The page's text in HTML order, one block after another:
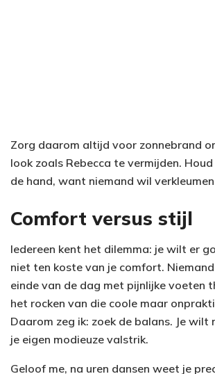
Zorg daarom altijd voor zonnebrand
look zoals Rebecca te vermijden.
de hand, want niemand wil
Comfort versus stijl
Iedereen kent het dilemma: je wilt er
niet ten koste van je comfort.
einde van de dag met pijnlijke voeten
het rocken van die coole maar
Daarom zeg ik: zoek de balans. Je wilt
je eigen modieuze valstrik.
Geloof me, na uren dansen weet je